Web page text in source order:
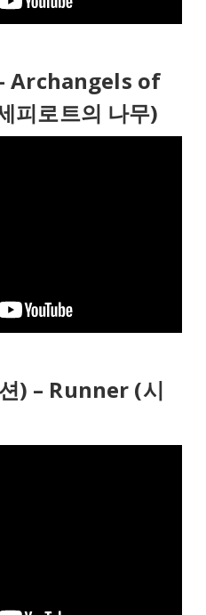
Archangels of
로트의 나무)
) – Runner (시